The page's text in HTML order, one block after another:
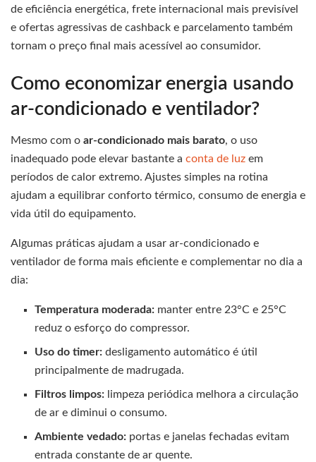
de eficiência energética, frete internacional mais previsível
e ofertas agressivas de cashback e parcelamento também
tornam o preço final mais acessível ao consumidor.
Como economizar energia usando
ar-condicionado e ventilador?
Mesmo com o ar-condicionado mais barato, o uso
inadequado pode elevar bastante a conta de luz em
períodos de calor extremo. Ajustes simples na rotina
ajudam a equilibrar conforto térmico, consumo de energia e
vida útil do equipamento.
Algumas práticas ajudam a usar ar-condicionado e
ventilador de forma mais eficiente e complementar no dia a
dia:
Temperatura moderada: manter entre 23°C e 25°C
reduz o esforço do compressor.
Uso do timer: desligamento automático é útil
principalmente de madrugada.
Filtros limpos: limpeza periódica melhora a circulação
de ar e diminui o consumo.
Ambiente vedado: portas e janelas fechadas evitam
entrada constante de ar quente.